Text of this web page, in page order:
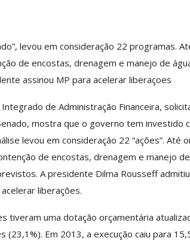
levou em consideração 22 programas.
de encostas, drenagem e manejo de
assinou MP para acelerar liberaçoes
de Administração Financeira,
mostra que o governo tem investido
levou em consideração 22 “ações”. Até
de encostas, drenagem e manejo
A presidente Dilma Rousseff
liberações.
tiveram uma dotação orçamentária
(23,1%). Em 2013, a execução caiu para
De Benefícios ASSECOR
Dezenas De Escolas De
Com Condições…